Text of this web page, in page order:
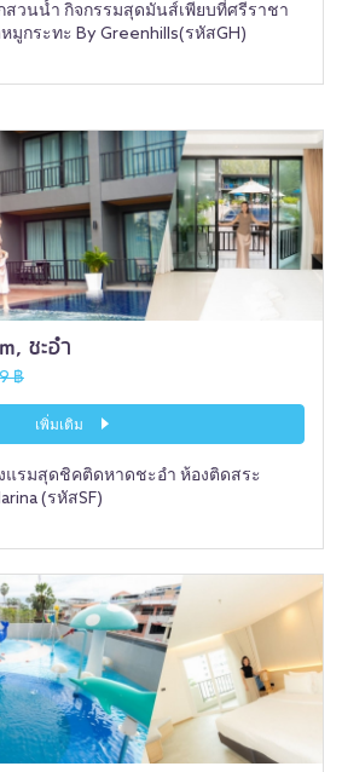
สวนน้ำ กิจกรรมสุดมันส์เพียบที่ศรีราชา
มูกระทะ By Greenhills(รหัสGH)
ชะอำ
฿
เพิ่มเติม
แรมสุดชิคติดหาดชะอำ ห้องติดสระ
(รหัสSF)